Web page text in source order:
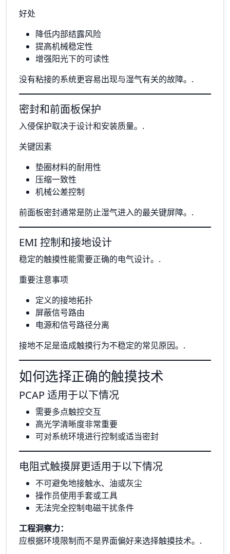
好处
降低内部结露风险
提高机械稳定性
增强阳光下的可读性
没有粘接的系统更容易出现与湿气有关的故障。.
密封和前面板保护
入侵保护取决于设计和安装质量。.
关键因素
垫圈材料的耐用性
压缩一致性
机械公差控制
前面板密封通常是防止湿气进入的最关键屏障。.
EMI 控制和接地设计
稳定的触摸性能需要正确的电气设计。.
重要注意事项
定义的接地拓扑
屏蔽信号路由
电源和信号路径分离
接地不足是造成触摸行为不稳定的常见原因。.
如何选择正确的触摸技术
PCAP 适用于以下情况
需要多点触控交互
高光学清晰度非常重要
可对系统环境进行控制或适当密封
电阻式触摸屏更适用于以下情况
不可避免地接触水、油或灰尘
操作员使用手套或工具
无法完全控制电磁干扰条件
工程洞察力：
应根据环境限制而不是界面偏好来选择触摸技术。.